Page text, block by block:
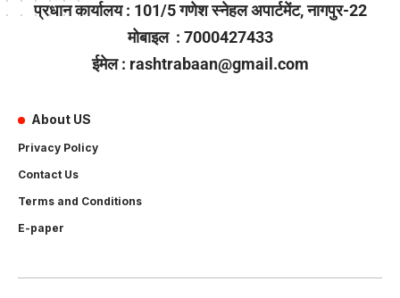
प्रधान कार्यालय : 101/5 गणेश स्नेहल अपार्टमेंट, नागपुर-22
मोबाइल : 7000427433
ईमेल : rashtrabaan@gmail.com
About US
Privacy Policy
Contact Us
Terms and Conditions
E-paper